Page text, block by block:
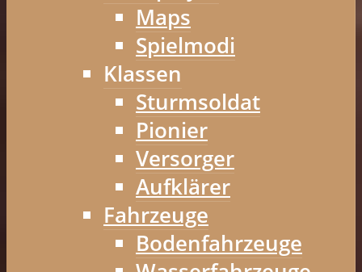
Maps
Spielmodi
Klassen
Sturmsoldat
Pionier
Versorger
Aufklärer
Fahrzeuge
Bodenfahrzeuge